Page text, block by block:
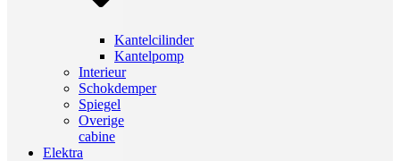
Kantelcilinder
Kantelpomp
Interieur
Schokdemper
Spiegel
Overige
cabine
Elektra